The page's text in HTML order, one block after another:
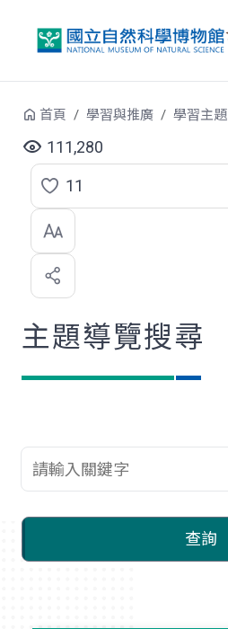
首頁 學習與推廣 學習主題
111,280
點
選
喜
歡
11
主題導覽搜尋
查詢關鍵字
查詢